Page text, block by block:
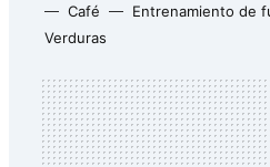
Café
Entrenamiento de
Verduras